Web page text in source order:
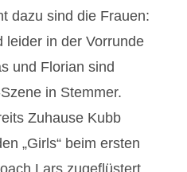
dazu sind die Frauen:
leider in der Vorrunde
und Florian sind
in Stemmer.
Zuhause Kubb
„Girls“ beim ersten